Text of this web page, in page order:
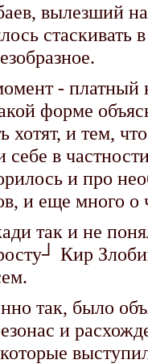
вылезший на
стаскивать
- платный
форме
и тем,
в
и про
и еще много о
так и не
Кир
так, было
и